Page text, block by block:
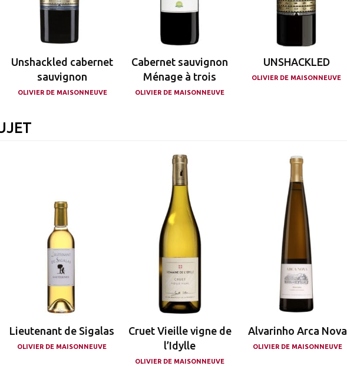
Unshackled cabernet
sauvignon
OLIVIER DE MAISONNEUVE
Cabernet sauvignon
Ménage à trois
OLIVIER DE MAISONNEUVE
UNSHACKLED
OLIVIER DE MAISONNEUVE
Lieutenant de Sigalas
OLIVIER DE MAISONNEUVE
Cruet Vieille vigne de
l’Idylle
OLIVIER DE MAISONNEUVE
Alvarinho Arca Nova
OLIVIER DE MAISONNEUVE